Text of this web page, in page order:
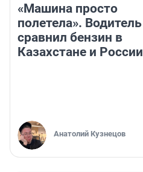
«Машина просто
полетела». Водитель
сравнил бензин в
Казахстане и России
Анатолий Кузнецов